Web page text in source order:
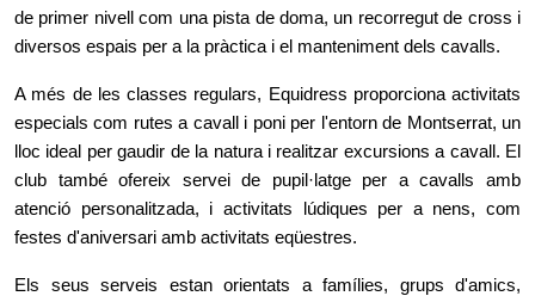
de primer nivell com una pista de doma, un recorregut de cross i
diversos espais per a la pràctica i el manteniment dels cavalls.
A més de les classes regulars, Equidress proporciona activitats
especials com rutes a cavall i poni per l'entorn de Montserrat, un
lloc ideal per gaudir de la natura i realitzar excursions a cavall. El
club també ofereix servei de pupil·latgeper a cavalls amb
atenció personalitzada, i activitats lúdiques per a nens, com
festes d'aniversari amb activitats eqüestres.
Els seus serveis estan orientats a famílies, grups d'amics,